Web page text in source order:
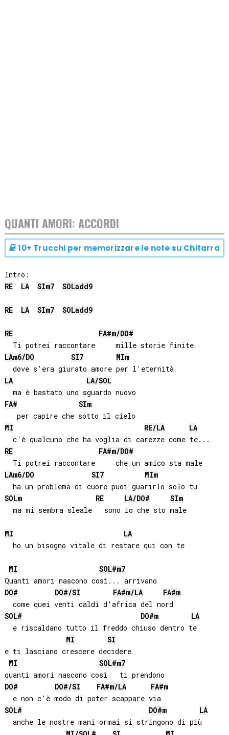
QUANTI AMORI: ACCORDI
10+ Trucchi per memorizzare le note su Chitarra
RE
LA SIm7 SOLadd9
RE LA SIm7 SOLadd9
RE FA#m/DO#
  Ti potrei raccontare     mille storie finite
LAm6/DO SI7 MIm
  dove s'era giurato amore per l'eternità
LA
LA/SOL
FA#
SIm
MI
RE/LA
LA
RE
FA#m/DO#
  Ti potrei raccontare     che un amico sta male
LAm6/DO SI7 MIm
SOLm RE LA/DO# SIm
  ma mi sembra sleale   sono io che sto male
MI
LA
  ho un bisogno vitale di restare qui con te
MI SOL#m7
DO#
DO#/SI FA#m/LA FA#m
SOL#
DO#m
LA
  e riscaldano tutto il freddo chiuso dentro te
MI
SI
e ti lasciano crescere decidere
MI
SOL#m7
DO#
DO#/SI FA#m/LA FA#m
  e non c'è modo di poter scappare via
SOL#
DO#m
LA
  anche le nostre mani ormai si stringono di più